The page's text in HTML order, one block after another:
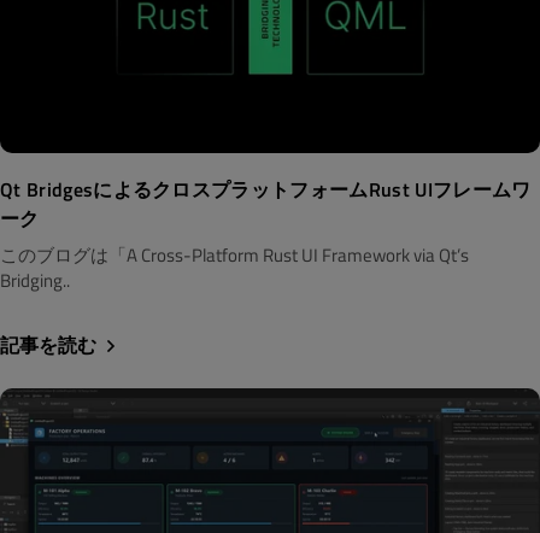
Qt BridgesによるクロスプラットフォームRust UIフレームワ
ーク
このブログは「A Cross-Platform Rust UI Framework via Qt’s
Bridging..
記事を読む